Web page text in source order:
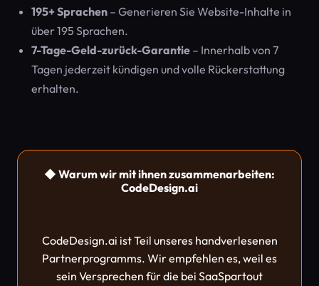
195+ Sprachen – Generieren Sie Website-Inhalte in
über 195 Sprachen.
7-Tage-Geld-zurück-Garantie – Innerhalb von 7
Tagen jederzeit kündigen und volle Rückerstattung
erhalten.
◆ Warum wir mit ihnen zusammenarbeiten:
CodeDesign.ai
CodeDesign.ai ist Teil unseres handverlesenen
Partnerprogramms. Wir empfehlen es, weil es
sein Versprechen für die bei SaaSpartout